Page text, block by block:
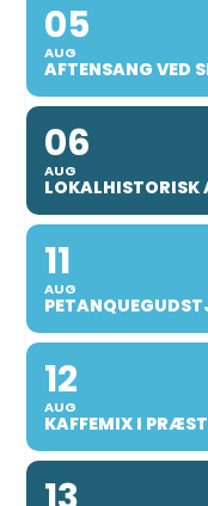
05
AUG
AFTENSANG VED
06
AUG
LOKALHISTORISK
11
AUG
12
AUG
KAFFEMIX I